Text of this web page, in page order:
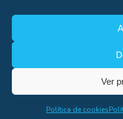
Ver
Política de cookies
Copyright©